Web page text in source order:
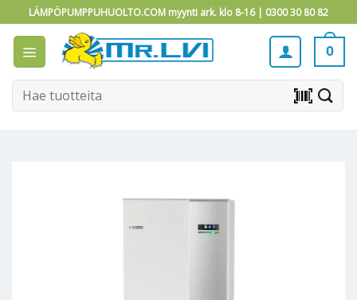
to
content
LÄMPÖPUMPPUHUOLTO.COM myynti ark. klo 8-16 | 0300 30 80 82
0
Etsi: barcode_scanner